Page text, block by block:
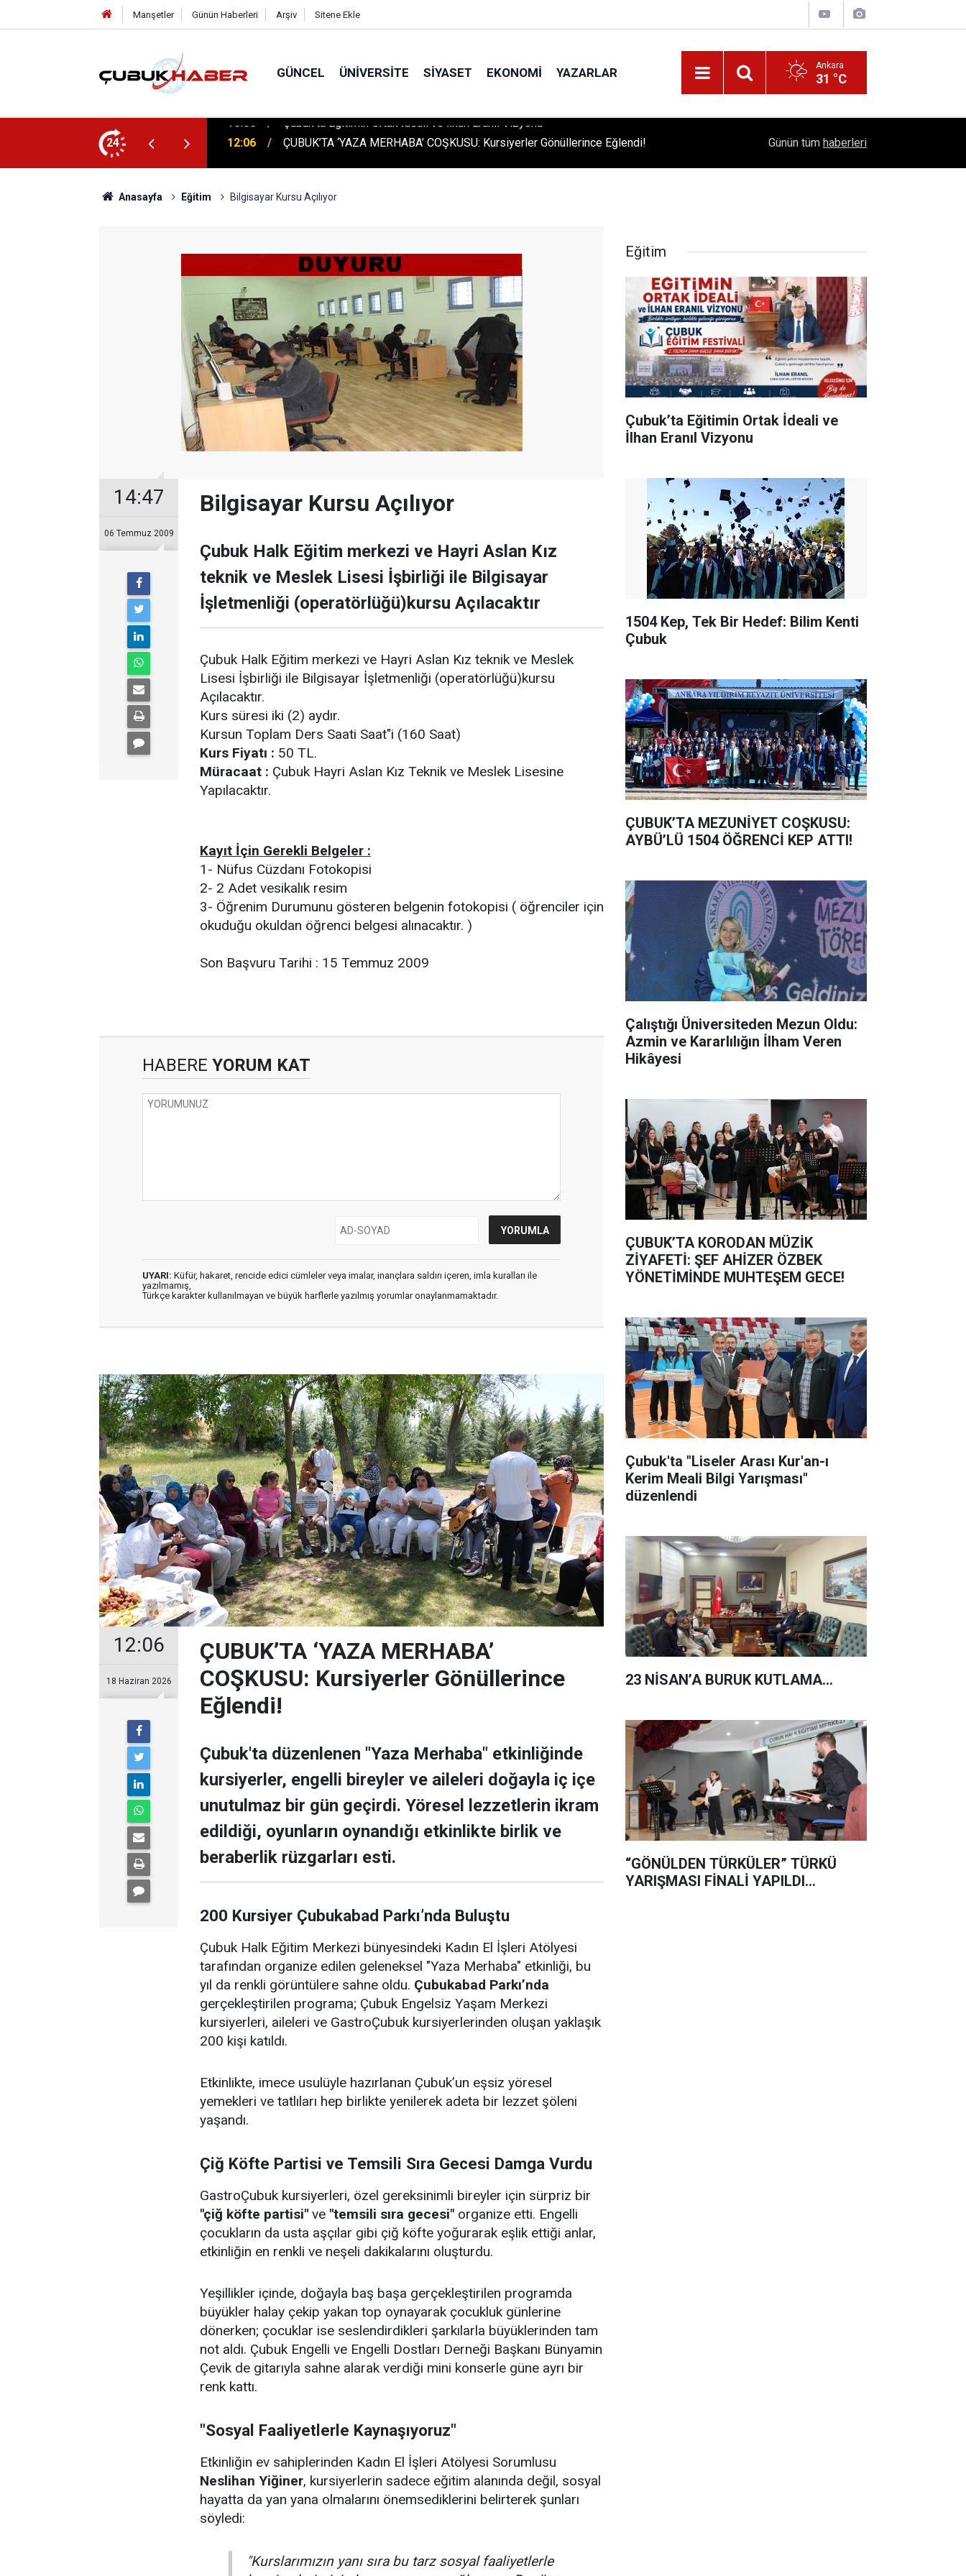
Manşetler Günün Haberleri Arşiv Sitene Ekle
GÜNCEL ÜNIVERSITE SIYASET EKONOMI YAZARLAR Ankara
31 °C
24
Eranıl Vizyonu 12:06 ÇUBUK’TA ‘YAZA MERHABA’ COŞKUSU: Kursiyerler Gönüllerince Eğlendi! 1504 Kep, Tek Bir Hedef: Bilim Kenti Çubuk
Günün tüm haberleri
Anasayfa Eğitim Bilgisayar Kursu Açılıyor
14:47
06 Temmuz 2009
Bilgisayar Kursu Açılıyor
Çubuk Halk Eğitim merkezi ve Hayri Aslan Kız
teknik ve Meslek Lisesi İşbirliği ile Bilgisayar
İşletmenliği (operatörlüğü)kursu Açılacaktır
Çubuk Halk Eğitim merkezi ve Hayri Aslan Kız teknik ve Meslek
Lisesi İşbirliği ile Bilgisayar İşletmenliği (operatörlüğü)kursu
Açılacaktır.
Kurs süresi iki (2) aydır.
Kursun Toplam Ders Saati Saat"i (160 Saat)
Kurs Fiyatı : 50 TL.
Müracaat : Çubuk Hayri Aslan Kız Teknik ve Meslek Lisesine
Yapılacaktır.
Kayıt İçin Gerekli Belgeler :
1- Nüfus Cüzdanı Fotokopisi
2- 2 Adet vesikalık resim
3- Öğrenim Durumunu gösteren belgenin fotokopisi ( öğrenciler için
okuduğu okuldan öğrenci belgesi alınacaktır. )
Son Başvuru Tarihi : 15 Temmuz 2009
HABERE YORUM KAT
UYARI: Küfür, hakaret, rencide edici cümleler veya imalar, inançlara saldırı içeren, imla kuralları ile
yazılmamış,
Türkçe karakter kullanılmayan ve büyük harflerle yazılmış yorumlar onaylanmamaktadır.
12:06
18 Haziran 2026
ÇUBUK’TA ‘YAZA MERHABA’
COŞKUSU: Kursiyerler Gönüllerince
Eğlendi!
Çubuk'ta düzenlenen "Yaza Merhaba" etkinliğinde
kursiyerler, engelli bireyler ve aileleri doğayla iç içe
unutulmaz bir gün geçirdi. Yöresel lezzetlerin ikram
edildiği, oyunların oynandığı etkinlikte birlik ve
beraberlik rüzgarları esti.
200 Kursiyer Çubukabad Parkı’nda Buluştu
Çubuk Halk Eğitim Merkezi bünyesindeki Kadın El İşleri Atölyesi
tarafından organize edilen geleneksel "Yaza Merhaba" etkinliği, bu
yıl da renkli görüntülere sahne oldu. Çubukabad Parkı’nda
gerçekleştirilen programa; Çubuk Engelsiz Yaşam Merkezi
kursiyerleri, aileleri ve GastroÇubuk kursiyerlerinden oluşan yaklaşık
200 kişi katıldı.
Etkinlikte, imece usulüyle hazırlanan Çubuk’un eşsiz yöresel
yemekleri ve tatlıları hep birlikte yenilerek adeta bir lezzet şöleni
yaşandı.
Çiğ Köfte Partisi ve Temsili Sıra Gecesi Damga Vurdu
GastroÇubuk kursiyerleri, özel gereksinimli bireyler için sürpriz bir
"çiğ köfte partisi" ve "temsili sıra gecesi" organize etti. Engelli
çocukların da usta aşçılar gibi çiğ köfte yoğurarak eşlik ettiği anlar,
etkinliğin en renkli ve neşeli dakikalarını oluşturdu.
Yeşillikler içinde, doğayla baş başa gerçekleştirilen programda
büyükler halay çekip yakan top oynayarak çocukluk günlerine
dönerken; çocuklar ise seslendirdikleri şarkılarla büyüklerinden tam
not aldı. Çubuk Engelli ve Engelli Dostları Derneği Başkanı Bünyamin
Çevik de gitarıyla sahne alarak verdiği mini konserle güne ayrı bir
renk kattı.
"Sosyal Faaliyetlerle Kaynaşıyoruz"
Etkinliğin ev sahiplerinden Kadın El İşleri Atölyesi Sorumlusu
Neslihan Yiğiner, kursiyerlerin sadece eğitim alanında değil, sosyal
hayatta da yan yana olmalarını önemsediklerini belirterek şunları
söyledi:
"Kurslarımızın yanı sıra bu tarz sosyal faaliyetlerle
Eğitim
Çubuk’ta Eğitimin Ortak İdeali ve
İlhan Eranıl Vizyonu
1504 Kep, Tek Bir Hedef: Bilim Kenti
Çubuk
ÇUBUK’TA MEZUNİYET COŞKUSU:
AYBÜ’LÜ 1504 ÖĞRENCİ KEP ATTI!
Çalıştığı Üniversiteden Mezun Oldu:
Azmin ve Kararlılığın İlham Veren
Hikâyesi
ÇUBUK’TA KORODAN MÜZİK
ZİYAFETİ: ŞEF AHİZER ÖZBEK
YÖNETİMİNDE MUHTEŞEM GECE!
Çubuk'ta "Liseler Arası Kur'an-ı
Kerim Meali Bilgi Yarışması"
düzenlendi
23 NİSAN’A BURUK KUTLAMA...
“GÖNÜLDEN TÜRKÜLER” TÜRKÜ
YARIŞMASI FİNALİ YAPILDI…